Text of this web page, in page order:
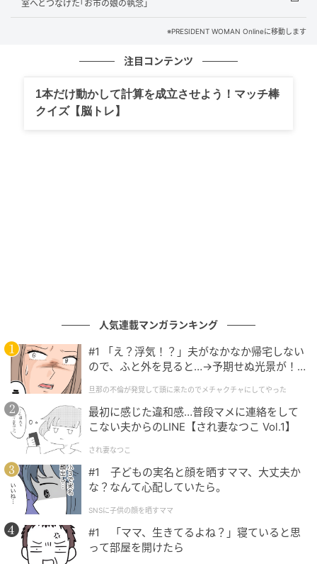
し、柴田勝家（山口馬木也）、佐久間信盛（菅原大
吉）、木下藤吉郎、丹羽長秀（池田鉄洋）および近江
長は翌6月22日にいったん退却した。殿軍には佐々成
政（白洲迅）ら3名が命じられた。6月24日、信長は竜
浅井は朝倉軍と合流し1万3000に
一方、浅井長政は越前の朝倉義景に援軍を請うた。義
景は朝倉景健が率いる8000の兵を出陣させ、自身も追
って出陣すると答えたという。6月26日、浅井長政も
5000の兵を率い、朝倉軍と合わせて1万3000の軍勢で
小谷城の東・大依おおより山（滋賀県長浜市大依）に
布陣した（兵数は『信長公記』による。諸説あり）。
浅井軍は単独での戦闘を控えて朝倉軍の到着を待って
いた。しかし、信長は、浅井軍の消極的な姿勢を見て
退陣するとばかり思っていたようだ。ところが、浅
井・朝倉軍は夜陰に紛れて移動し、姉川を挟んで織
田・徳川軍に対峙するまで接近してきた。
室へとつなげた｢お市の娘の執念｣
※PRESIDENT WOMAN Onlineに移動します
注目コンテンツ
1本だけ動かして計算を成立させよう！マッチ棒
クイズ【脳トレ】
人気連載マンガランキング
#1 「え？浮気！？」夫がなかなか帰宅しない
ので、ふと外を見ると…→予期せぬ光景が！
クチャにしてやった
旦那の不倫が発覚して頭に来たのでメチャクチャにしてやった
最初に感じた違和感…普段マメに連絡をして
こない夫からのLINE【され妻なつこ Vol.1】
され妻なつこ
#1 子どもの実名と顔を晒すママ、大丈夫か
な？なんて心配していたら。
SNSに子供の顔を晒すママ
#1 「ママ、生きてるよね？」寝ていると思
って部屋を開けたら